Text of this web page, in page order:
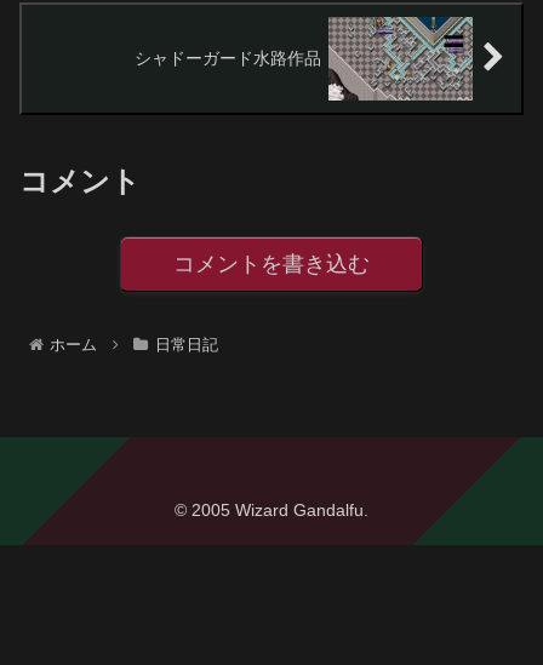
シャドーガード水路作品
コメント
コメントを書き込む
ホーム 日常日記
© 2005 Wizard Gandalfu.